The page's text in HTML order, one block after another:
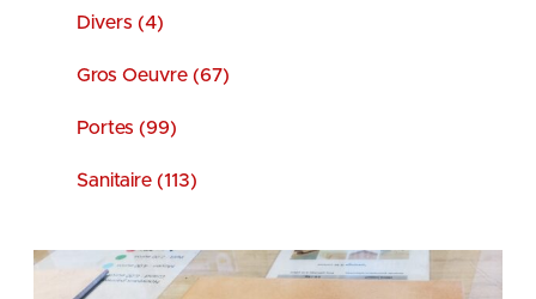
Divers (4)
Gros Oeuvre (67)
Portes (99)
Sanitaire (113)